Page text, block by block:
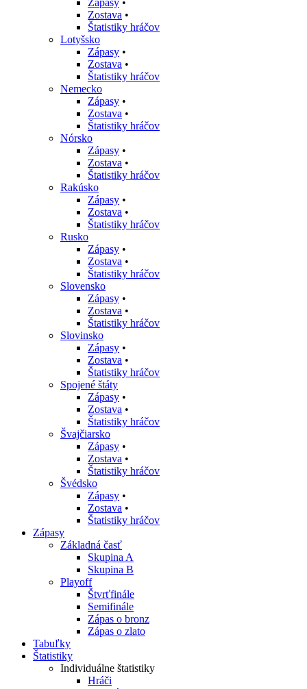
Zápasy •
Zostava •
Štatistiky hráčov
Lotyšsko
Zápasy •
Zostava •
Štatistiky hráčov
Nemecko
Zápasy •
Zostava •
Štatistiky hráčov
Nórsko
Zápasy •
Zostava •
Štatistiky hráčov
Rakúsko
Zápasy •
Zostava •
Štatistiky hráčov
Rusko
Zápasy •
Zostava •
Štatistiky hráčov
Slovensko
Zápasy •
Zostava •
Štatistiky hráčov
Slovinsko
Zápasy •
Zostava •
Štatistiky hráčov
Spojené štáty
Zápasy •
Zostava •
Štatistiky hráčov
Švajčiarsko
Zápasy •
Zostava •
Štatistiky hráčov
Švédsko
Zápasy •
Zostava •
Štatistiky hráčov
Zápasy
Základná časť
Skupina A
Skupina B
Playoff
Štvrťfinále
Semifinále
Zápas o bronz
Zápas o zlato
Tabuľky
Štatistiky
Individuálne štatistiky
Hráči